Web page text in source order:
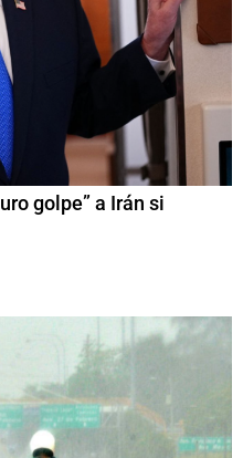
golpe” a Irán si